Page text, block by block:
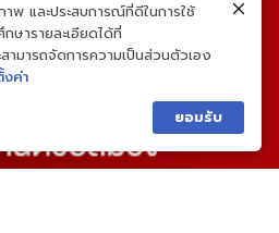
พ และประสบการณ์ที่ดีในการใช้
ารายละเอียดได้ที่
สามารถจัดการความเป็นส่วนตัวเอง
งค่า
ยอมรับ